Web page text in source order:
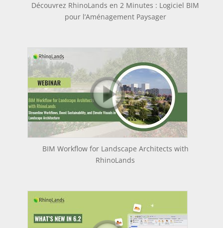
Découvrez RhinoLands en 2 Minutes : Logiciel BIM
pour l’Aménagement Paysager
BIM Workflow for Landscape Architects with
RhinoLands